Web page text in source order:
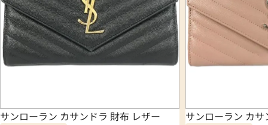
サンローラン カサンドラ 財布 レザー
サンローラン カ